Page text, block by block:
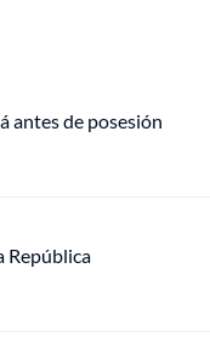
antes de posesión
República